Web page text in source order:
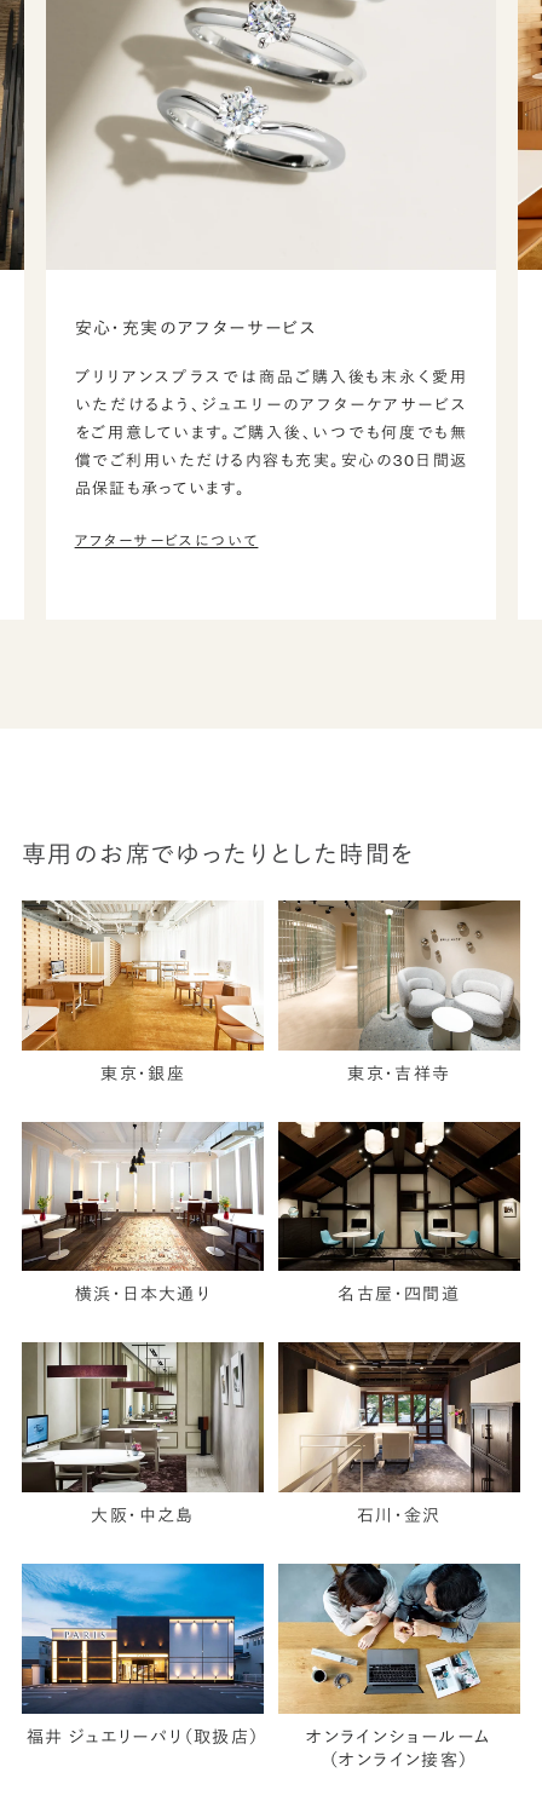
安心・充実のアフターサービス
ブリリアンスプラスでは商品ご購入後も末永く愛用
いただけるよう、ジュエリーのアフターケアサービス
をご用意しています。ご購入後、いつでも何度でも無
償でご利用いただける内容も充実。安心の30日間返
品保証も承っています。
アフターサービスについて
専用のお席でゆったりとした時間を
東京・銀座 東京・吉祥寺
横浜・日本大通り 名古屋・四間道
大阪・中之島 石川・金沢
福井 ジュエリーパリ（取扱店）
オンラインショールーム
（オンライン接客）